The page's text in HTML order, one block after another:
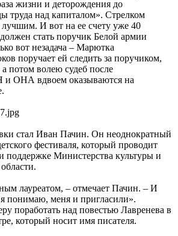
жизни и деторождения до
труда над капиталом». Стрелком
И вот на ее счету уже 40
стать поручик Белой армии
вот незадача – Марютка
поручает ей следить за поручиком,
потом волею судеб после
и ОНА вдвоем оказываются на
стал Иван Пачин. Он неоднократный
фестиваля, который проводит
поддержке Министерства культуры и
лауреатом, – отмечает Пачин. – И
я понимаю, меня и пригласили».
поработать над повестью Лавренева в
который носит имя писателя.